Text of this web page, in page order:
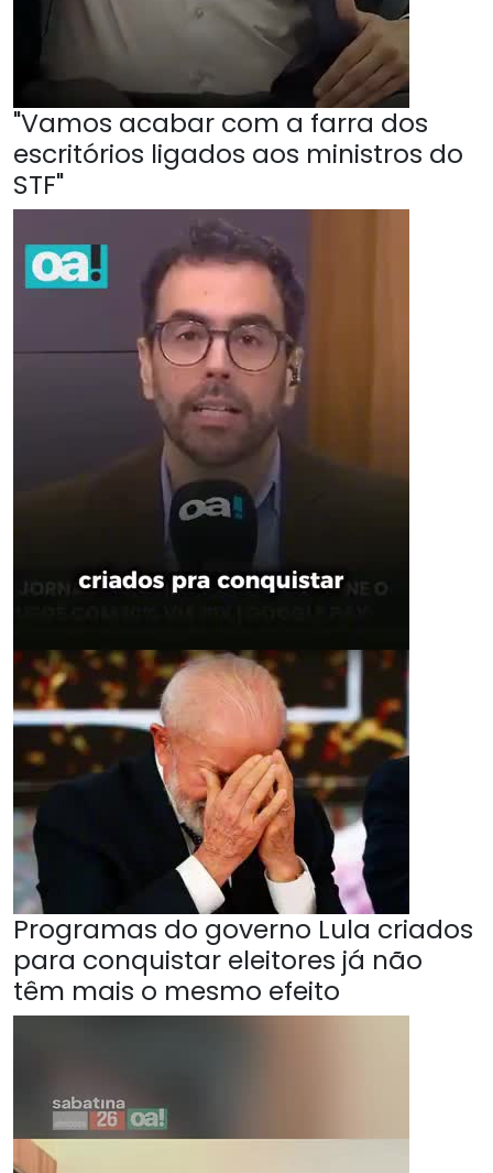
"Vamos acabar com a farra dos
escritórios ligados aos ministros do
STF"
Programas do governo Lula criados
para conquistar eleitores já não
têm mais o mesmo efeito